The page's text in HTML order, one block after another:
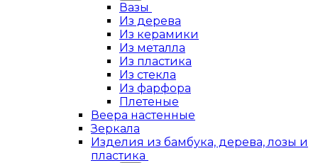
Вазы
Из дерева
Из керамики
Из металла
Из пластика
Из стекла
Из фарфора
Плетеные
Веера настенные
Зеркала
Изделия из бамбука, дерева, лозы и
пластика